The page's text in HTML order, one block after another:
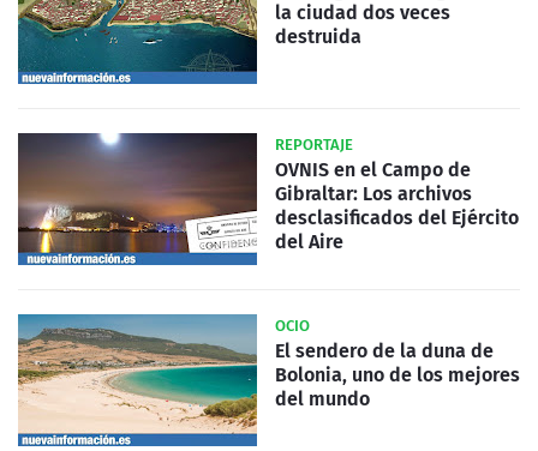
la ciudad dos veces
destruida
REPORTAJE
OVNIS en el Campo de
Gibraltar: Los archivos
desclasificados del Ejército
del Aire
OCIO
El sendero de la duna de
Bolonia, uno de los mejores
del mundo